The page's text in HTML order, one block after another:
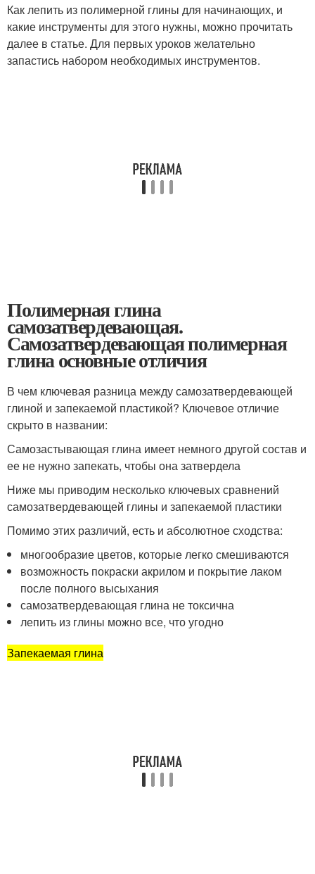
Как лепить из полимерной глины для начинающих, и
какие инструменты для этого нужны, можно прочитать
далее в статье. Для первых уроков желательно
запастись набором необходимых инструментов.
Полимерная глина
самозатвердевающая.
Самозатвердевающая полимерная
глина основные отличия
В чем ключевая разница между самозатвердевающей
глиной и запекаемой пластикой? Ключевое отличие
скрыто в названии:
Самозастывающая глина имеет немного другой состав и
ее не нужно запекать, чтобы она затвердела
Ниже мы приводим несколько ключевых сравнений
самозатвердевающей глины и запекаемой пластики
Помимо этих различий, есть и абсолютное сходства:
многообразие цветов, которые легко смешиваются
возможность покраски акрилом и покрытие лаком
после полного высыхания
самозатвердевающая глина не токсична
лепить из глины можно все, что угодно
Запекаемая глина